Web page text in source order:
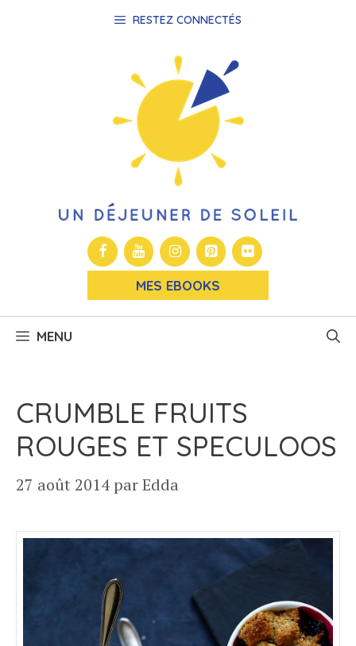
RESTEZ CONNECTÉS
MES EBOOKS
MENU
CRUMBLE FRUITS
ROUGES ET SPECULOOS
27 août 2014 parEdda